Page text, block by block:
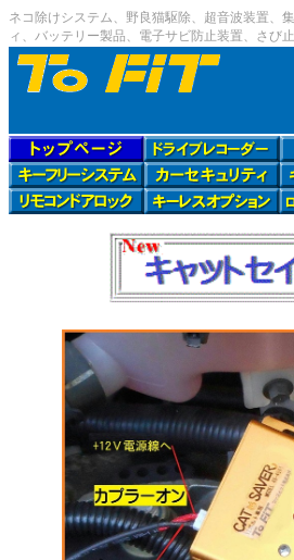
ネコ除けシステム、野良猫駆除、超音波装置、
ィ、バッテリー製品、電子サビ防止装置、さび